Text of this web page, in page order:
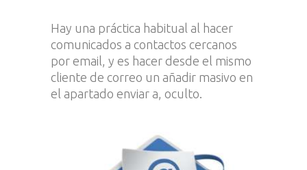
Hay una práctica habitual al hacer
comunicados a contactos cercanos
por email, y es hacer desde el mismo
cliente de correo un añadir masivo en
el apartado enviar a, oculto.